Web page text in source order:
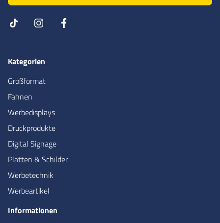
Kategorien
Großformat
Fahnen
Werbedisplays
Druckprodukte
Digital Signage
Platten & Schilder
Werbetechnik
Werbeartikel
Informationen